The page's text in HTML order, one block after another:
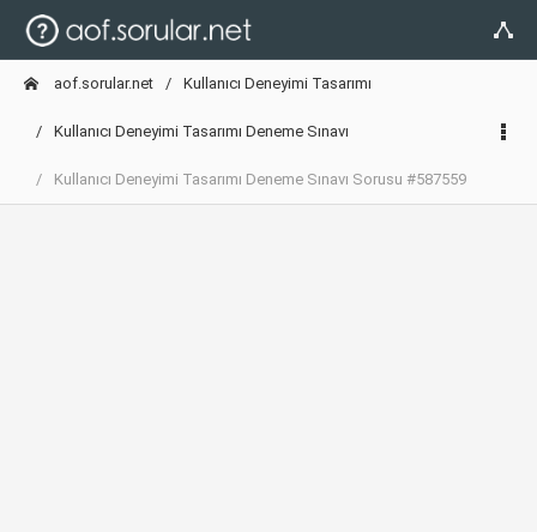
aof.sorular.net Kullanıcı Deneyimi Tasarımı
Kullanıcı Deneyimi Tasarımı Deneme Sınavı
Kullanıcı Deneyimi Tasarımı Deneme Sınavı Sorusu #587559